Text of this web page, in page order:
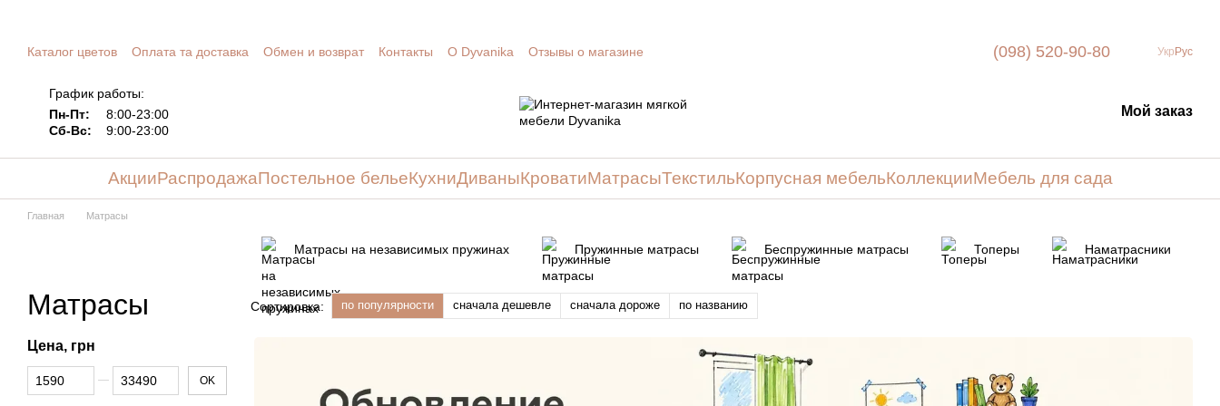
Каталог цветов Оплата та доставка Обмен и возврат Контакты О Dyvanika Отзывы о магазине (098) 520-90-80 Укр Рус
График работы:
Пн-Пт:
8:00-23:00
Сб-Вс:
9:00-23:00
Мой заказ
АкцииРаспродажаПостельное бельеКухниДиваныКроватиМатрасыТекстильКорпусная мебельКоллекцииМебель для сада
Главная Матрасы
Матрасы
Матрасы на независимых пружинах Пружинные матрасы Беспружинные матрасы Топеры Наматрасники
Сортировка: по популярности сначала дешевле сначала дороже по названию
Цена, грн
От Цена, грн
До Цена, грн OK